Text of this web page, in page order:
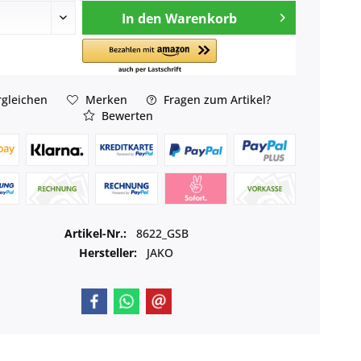
In den Warenkorb
Merken
Fragen zum Artikel?
Bewerten
Artikel-Nr.:
8622_GSB
Hersteller:
JAKO